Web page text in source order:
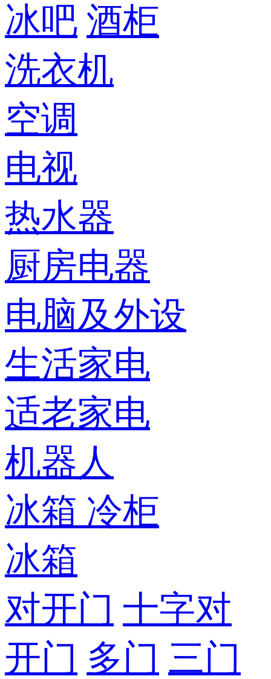
冰吧 酒柜
洗衣机
空调
电视
热水器
厨房电器
电脑及外设
生活家电
适老家电
机器人
冰箱 冷柜
冰箱
对开门 十字对
开门 多门 三门